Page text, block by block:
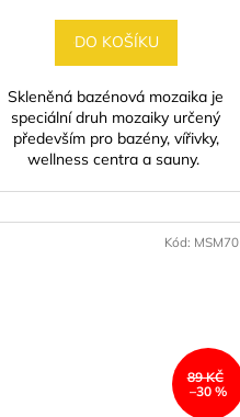
DO KOŠÍKU
Skleněná bazénová mozaika je
speciální druh mozaiky určený
především pro bazény, vířivky,
wellness centra a sauny.
89 KČ
–30 %
Kód: MSM70